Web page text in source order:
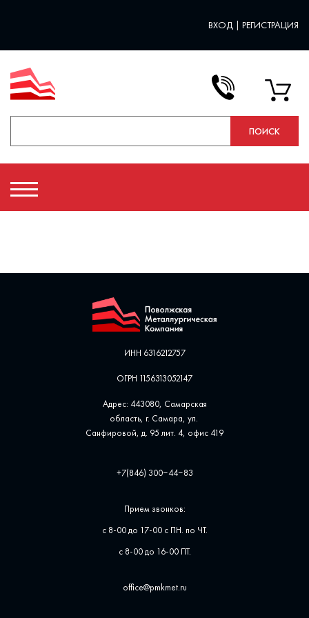
ВХОД | РЕГИСТРАЦИЯ
ИНН 6316212757
ОГРН 1156313052147
Адрес: 443080, Самарская
область, г. Самара, ул. ​
Санфировой, д. 95 лит. 4, офис ​419
+7(846) 300‒44‒83
Прием звонков:
с 8-00 до 17-00 с ПН. по ЧТ.
с 8-00 до 16-00 ПТ.
office@pmkmet.ru